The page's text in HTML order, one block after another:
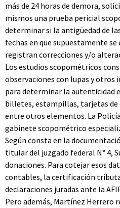
más de 24 horas de demora,
mismos una prueba pericial
determinar si la antigüedad de
fechas en que supuestamente
registran correcciones y/o
Los estudios scopométricos
observaciones con lupas y
para determinar la autenticidad
billetes, estampillas, tarjetas de
entre otros elementos. La
gabinete scopométrico
Según consta en la
titular del juzgado federal N° 4,
donaciones. Para cotejar esos
contables, la certificación
declaraciones juradas ante la
Pero además, Martínez Herrero